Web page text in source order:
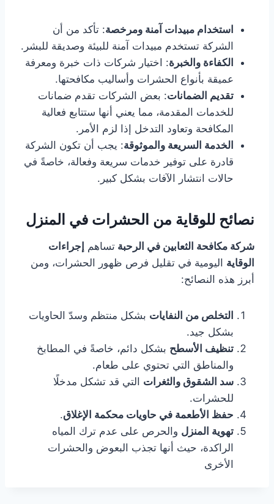
استخدام مبيدات آمنة ومرخصة: تأكد من أن
الشركة تستخدم مبيدات آمنة للبيئة وصديقة للبشر.
الكفاءة والخبرة: اختيار شركات ذات خبرة ومعرفة
عميقة بأنواع الحشرات وأساليب مكافحتها.
تقديم الضمانات: بعض الشركات تقدم ضمانات
للخدمات المقدمة، مما يعني أنها ستتابع فعالية
المكافحة وتعاود التدخل إذا لزم الأمر.
الخدمة السريعة والموثوقة: يجب أن تكون الشركة
قادرة على توفير خدمات سريعة وفعالة، خاصةً في
حالات انتشار الآفات بشكل كبير.
نصائح للوقاية من الحشرات في المنزل
شركة مكافحة الثعابين في الرحبة تساهم إجراءات
الوقاية اليومية في تقليل فرص ظهور الحشرات، ومن
أبرز هذه النصائح:
التخلص من النفايات بشكل منتظم وسدّ الحاويات
بشكل جيد.
تنظيف الأسطح بشكل دائم، خاصةً في المطابخ
والمناطق التي تحتوي على طعام.
سد الشقوق والثغرات التي قد تشكل مدخلًا
للحشرات.
حفظ الأطعمة في حاويات محكمة الإغلاق.
تهوية المنزل والحرص على عدم ترك المياه
الراكدة، حيث أنها تجذب البعوض والحشرات
الأخرى